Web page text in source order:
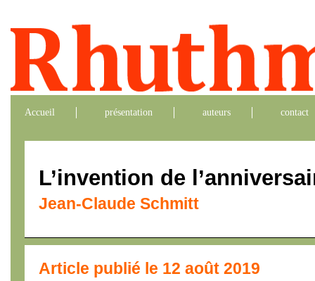
Accueil présentation auteurs contact
L’invention de
Jean-Claude Schmitt
Article publié le 12 août 2019